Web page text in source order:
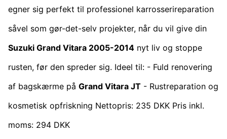
egner sig perfekt til professionel karrosserireparation
såvel som gør-det-selv projekter, når du vil give din
Suzuki Grand Vitara 2005-2014 nyt liv og stoppe
rusten, før den spreder sig. Ideel til: - Fuld renovering
af bagskærme på Grand Vitara JT - Rustreparation og
kosmetisk opfriskning Nettopris: 235 DKK Pris inkl.
moms: 294 DKK